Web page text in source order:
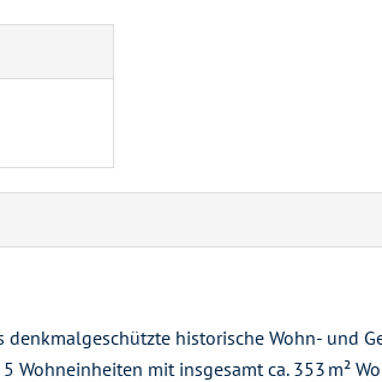
historische Wohn- und
Wohneinheiten mit insgesamt ca. 353 m²